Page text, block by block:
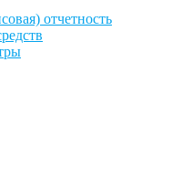
отчетность